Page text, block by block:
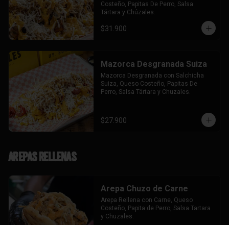
Costeño, Papitas De Perro, Salsa
Tártara y Chúzales.
$31.900
Mazorca Desgranada Suiza
Mazorca Desgranada con Salchicha
Suiza, Queso Costeño, Papitas De
Perro, Salsa Tártara y Chuzales.
$27.900
Arepas Rellenas
Arepa Chuzo de Carne
Arepa Rellena con Carne, Queso
Costeño, Papita de Perro, Salsa Tartara
y Chuzales.